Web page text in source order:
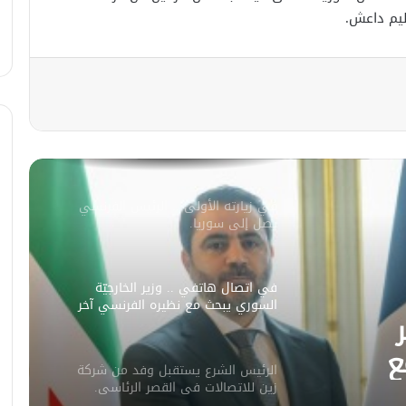
داعش.
شخص أثناء ملاحقته في دمشق
دمشق
في زيارته الأولى .. الرئيس الفرنسي
يصل إلى سوريا.
في اتصال هاتفي .. وزير الخارجيّة
السوري يبحث مع نظيره الفرنسي آخر
التطورات.
الرئيس الشرع يستقبل وفد من شركة
زين للاتصالات في القصر الرئاسي.